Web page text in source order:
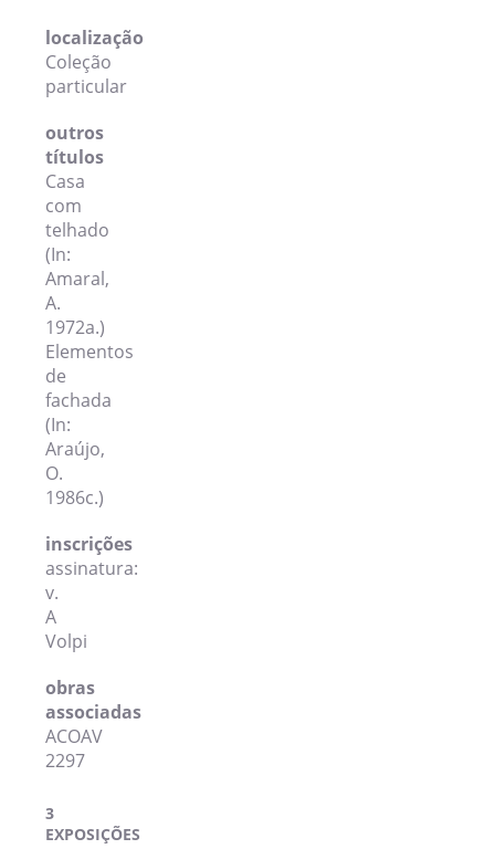
localização
Coleção
particular
outros
títulos
Casa
com
telhado
(In:
Amaral,
A.
1972a.)
Elementos
de
fachada
(In:
Araújo,
O.
1986c.)
inscrições
assinatura:
v.
A
Volpi
obras
associadas
ACOAV
2297
3
EXPOSIÇÕES